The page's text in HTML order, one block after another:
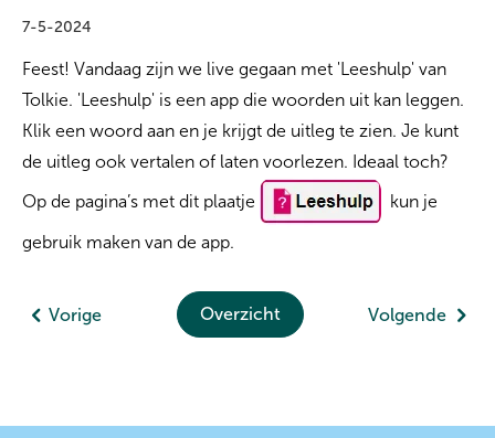
7-5-2024
Feest! Vandaag zijn we live gegaan met 'Leeshulp' van
Tolkie. 'Leeshulp' is een app die woorden uit kan leggen.
Klik een woord aan en je krijgt de uitleg te zien. Je kunt
de uitleg ook vertalen of laten voorlezen. Ideaal toch?
Op de pagina’s met dit plaatje kun je
gebruik maken van de app.
Volgende
Overzicht
Vorige